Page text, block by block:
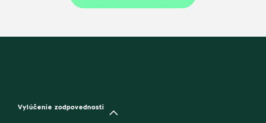
Vylúčenie zodpovednosti